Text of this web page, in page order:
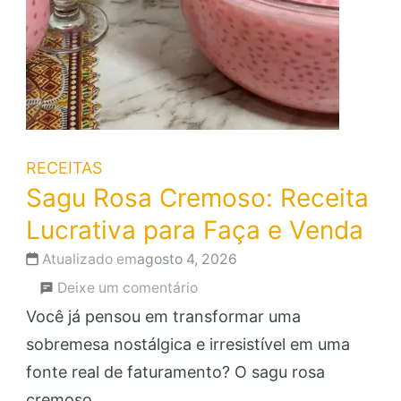
RECEITAS
Sagu Rosa Cremoso: Receita
Lucrativa para Faça e Venda
Atualizado emagosto 4, 2026
Deixe um comentárioem
Sagu
Rosa
Cremoso:
Você já pensou em transformar uma
sobremesa nostálgica e irresistível em uma
fonte real de faturamento? O sagu rosa